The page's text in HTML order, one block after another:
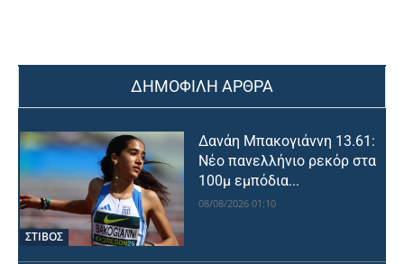
ΔΗΜΟΦΙΛΗ ΑΡΘΡΑ
ΣΤΙΒΟΣ
Δανάη Μπακογιάννη 13.61:
Νέο πανελλήνιο ρεκόρ στα
100μ εμπόδια...
08/08/2026 01:10